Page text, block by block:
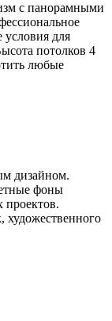
с панорамными
условия для
потолков 4
любые
дизайном.
фоны
проектов.
художественного